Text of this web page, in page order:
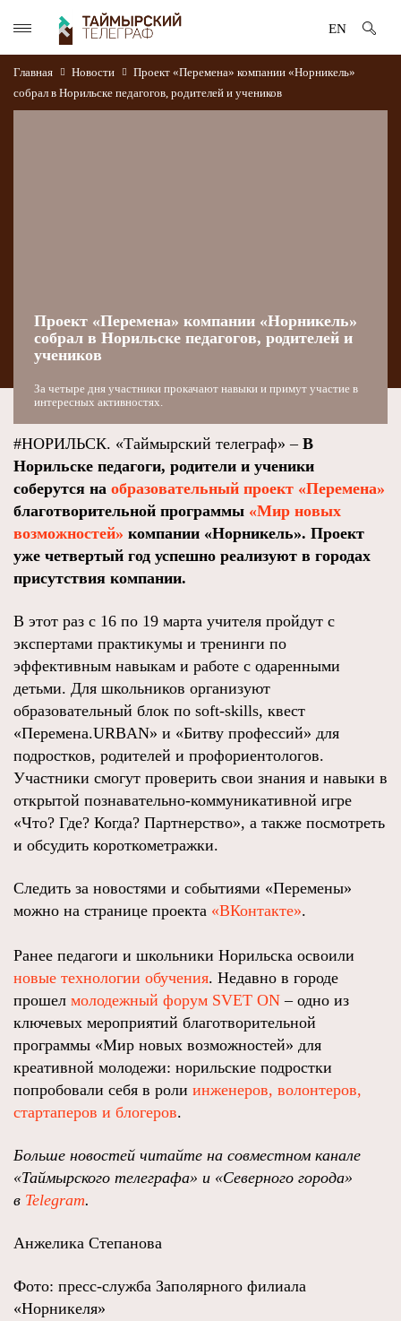
EN
Главная Новости
Проект «Перемена» компании «Норникель»
собрал в Норильске педагогов, родителей и учеников
Проект «Перемена» компании «Норникель»
собрал в Норильске педагогов, родителей и
учеников
За четыре дня участники прокачают навыки и примут участие в
интересных активностях.
#НОРИЛЬСК. «Таймырский телеграф» – В
Норильске педагоги, родители и ученики
соберутся на образовательный проект «Перемена»
благотворительной программы «Мир новых
возможностей» компании «Норникель». Проект
уже четвертый год успешно реализуют в городах
присутствия компании.
В этот раз с 16 по 19 марта учителя пройдут с
экспертами практикумы и тренинги по
эффективным навыкам и работе с одаренными
детьми. Для школьников организуют
образовательный блок по soft-skills, квест
«Перемена.URBAN» и «Битву профессий» для
подростков, родителей и профориентологов.
Участники смогут проверить свои знания и навыки в
открытой познавательно-коммуникативной игре
«Что? Где? Когда? Партнерство», а также посмотреть
и обсудить короткометражки.
Следить за новостями и событиями «Перемены»
можно на странице проекта «ВКонтакте».
Ранее педагоги и школьники Норильска освоили
новые технологии обучения. Недавно в городе
прошел молодежный форум SVET ON – одно из
ключевых мероприятий благотворительной
программы «Мир новых возможностей» для
креативной молодежи: норильские подростки
попробовали себя в роли инженеров, волонтеров,
стартаперов и блогеров.
Больше новостей читайте на совместном канале
«Таймырского телеграфа» и «Северного города»
в Telegram.
Анжелика Степанова
Фото: пресс-служба Заполярного филиала
«Норникеля»